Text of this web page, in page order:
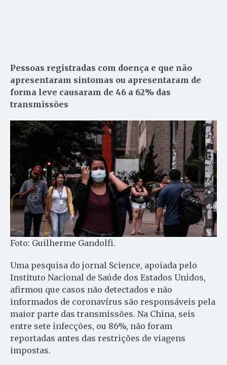
Pessoas registradas com doença e que não
apresentaram sintomas ou apresentaram de
forma leve causaram de 46 a 62% das
transmissões
Foto: Guilherme Gandolfi.
Uma pesquisa do jornal Science, apoiada pelo
Instituto Nacional de Saúde dos Estados Unidos,
afirmou que casos não detectados e não
informados de coronavírus são responsáveis pela
maior parte das transmissões. Na China, seis
entre sete infecções, ou 86%, não foram
reportadas antes das restrições de viagens
impostas.